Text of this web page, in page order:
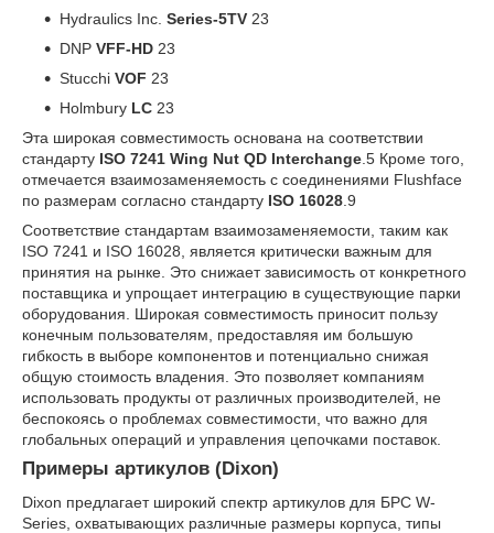
Hydraulics Inc. Series-5TV 23
DNP VFF-HD 23
Stucchi VOF 23
Holmbury LC 23
Эта широкая совместимость основана на соответствии
стандарту ISO 7241 Wing Nut QD Interchange 5 Кроме того,
отмечается взаимозаменяемость с соединениями Flushface
по размерам согласно стандарту ISO 16028 9
Соответствие стандартам взаимозаменяемости, таким как
ISO 7241 и ISO 16028, является критически важным для
принятия на рынке. Это снижает зависимость от конкретного
поставщика и упрощает интеграцию в существующие парки
оборудования. Широкая совместимость приносит пользу
конечным пользователям, предоставляя им большую
гибкость в выборе компонентов и потенциально снижая
общую стоимость владения. Это позволяет компаниям
использовать продукты от различных производителей, не
беспокоясь о проблемах совместимости, что важно для
глобальных операций и управления цепочками поставок.
Примеры артикулов (Dixon)
Dixon предлагает широкий спектр артикулов для БРС W-
Series, охватывающих различные размеры корпуса, типы